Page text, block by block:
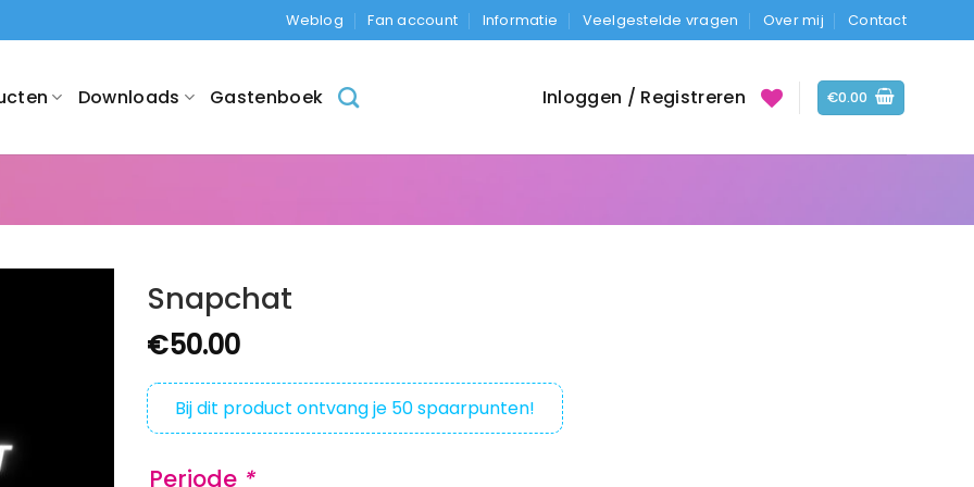
Weblog Fan account Informatie Veelgestelde vragen Over mij Contact
Downloads Gastenboek Inloggen / Registreren €0.00
Snapchat
€50.00
Bij dit product ontvang je 50spaarpunten!
Periode *